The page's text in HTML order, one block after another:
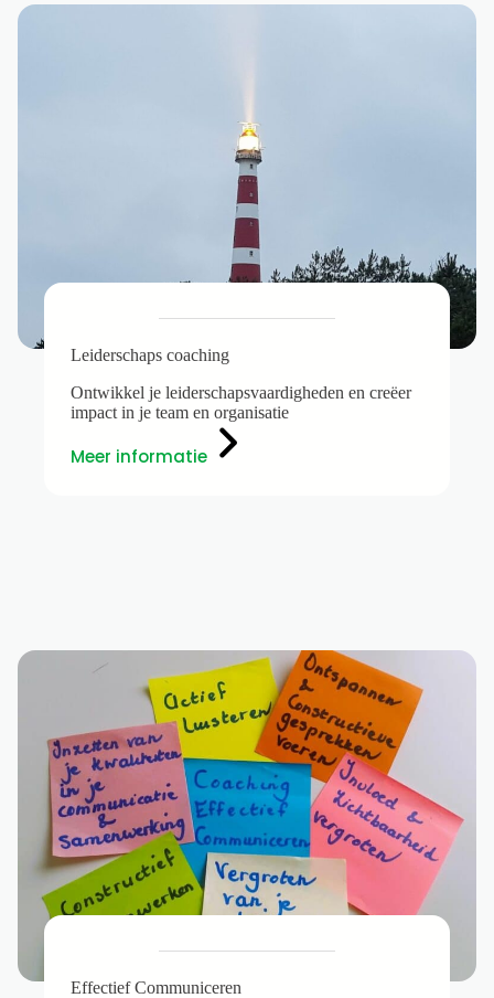
Leiderschaps coaching
Ontwikkel je leiderschapsvaardigheden en creëer
impact in je team en organisatie
Meer informatie
Effectief Communiceren